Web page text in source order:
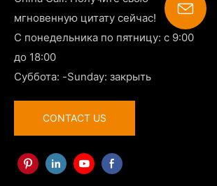
мгновенную цитату сейчас!
С понедельника по пятницу: с 9:00
до 18:00
Суббота: -Sunday: закрыть
CONTACT US